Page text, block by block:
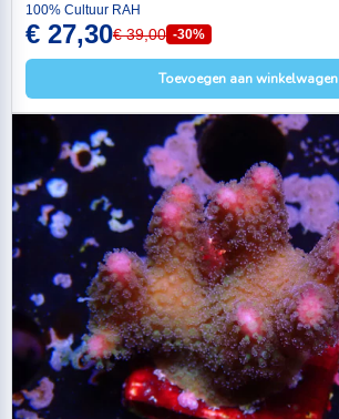
100% Cultuur RAH
€ 27,30€ 39,00 -30%
Toevoegen aan winkelwagen